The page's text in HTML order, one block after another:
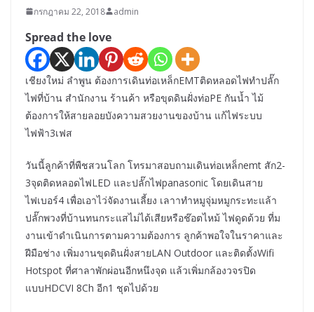
กรกฎาคม 22, 2018 admin
Spread the love
เชียงใหม่ ลำพูน ต้องการเดินท่อเหล็กEMTติดหลอดไฟทำปลั๊ก
ไฟที่บ้าน สำนักงาน ร้านค้า หรือขุดดินฝั่งท่อPE กันน้ำ ไม้
ต้องการให้สายลอยบังความสวยงานของบ้าน แก้ไฟระบบ
ไฟฟ้า3เฟส
วันนี้ลูกค้าที่พืชสวนโลก โทรมาสอบถามเดินท่อเหล็กemt สัก2-
3จุดติดหลอดไฟLED และปลั๊กไฟpanasonic โดยเดินสาย
ไฟเบอร์4 เพื่อเอาไว่จัดงานเลี้ยง เลาาทำหมูจุ่มหมูกระทะแล้า
ปลั๊กพวงที่บ้านทนกระแสไม่ได้เสียหรือช๊อตไหม้ ไฟดูดด้วย ที่ม
งานเข้าดำเนินการตามความต้องการ ลูกค้าพอใจในราคาและ
ฝีมือช่าง เพิ่มงานขุดดินฝั่งสายLAN Outdoor และติดตั้งWifi
Hotspot ที่ศาลาพักผ่อนอีกหนึงจุด แล้วเพิ่มกล้องวจรปิด
แบบHDCVI 8Ch อีก1 ชุดไปด้วย